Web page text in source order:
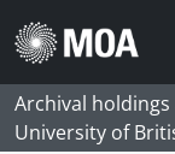
Skip to main content
Archival
University of